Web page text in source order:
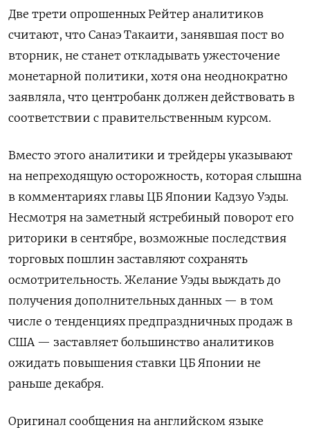
Две трети опрошенных Рейтер аналитиков
считают, что Санаэ Такаити, занявшая пост во
вторник, не станет откладывать ужесточение
монетарной политики, хотя она неоднократно
заявляла, что центробанк должен действовать в
соответствии с правительственным курсом.
Вместо этого аналитики и трейдеры указывают
на непреходящую осторожность, которая слышна
в комментариях главы ЦБ Японии Кадзуо Уэды.
Несмотря на заметный ястребиный поворот его
риторики в сентябре, возможные последствия
торговых пошлин заставляют сохранять
осмотрительность. Желание Уэды выждать до
получения дополнительных данных — в том
числе о тенденциях предпраздничных продаж в
США — заставляет большинство аналитиков
ожидать повышения ставки ЦБ Японии не
раньше декабря.
Оригинал сообщения на английском языке